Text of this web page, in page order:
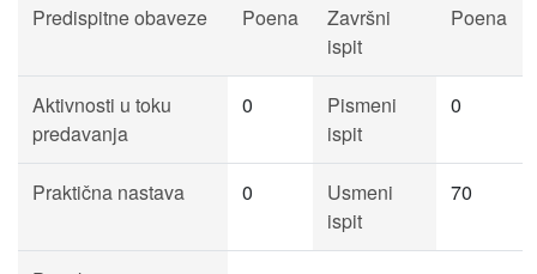
Predispitne obaveze Poena
Završni
ispit
Poena
Aktivnosti u toku
predavanja
0
Pismeni
ispit
0
Praktična nastava 0
Usmeni
ispit
70